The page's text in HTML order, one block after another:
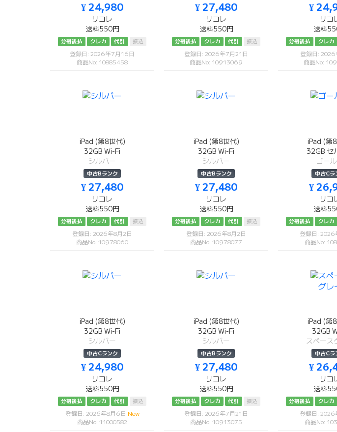
¥ 24,980
リコレ
送料550円
分割後払 クレカ 代引 振込
登録日: 2026年7月16日
商品No: 10885458
¥ 27,480
リコレ
送料550円
分割後払 クレカ 代引 振込
登録日: 2026年7月21日
商品No: 10913069
¥
リコ
送料
分割後払 クレカ
登録日: 2026
商品No:
iPad (第8世代)
32GB Wi-Fi
シルバー
中古Bランク
¥ 27,480
リコレ
送料550円
分割後払 クレカ 代引 振込
登録日: 2026年8月2日
商品No: 10978060
iPad (第8世代)
32GB Wi-Fi
シルバー
中古Bランク
¥ 27,480
リコレ
送料550円
分割後払 クレカ 代引 振込
登録日: 2026年8月2日
商品No: 10978077
iPad (第
32GB セ
ゴー
中古Cラ
¥
リコ
送料
分割後払 クレカ
登録日: 2026
商品No:
iPad (第8世代)
32GB Wi-Fi
シルバー
中古Cランク
¥ 24,980
リコレ
送料550円
分割後払 クレカ 代引 振込
登録日: 2026年8月6日 New
商品No: 11000582
iPad (第8世代)
32GB Wi-Fi
シルバー
中古Bランク
¥ 27,480
リコレ
送料550円
分割後払 クレカ 代引 振込
登録日: 2026年7月21日
商品No: 10913075
iPad (第
32GB
スペース
中古Cラ
¥
リコ
送料
分割後払 クレカ
登録日: 2026
商品No: